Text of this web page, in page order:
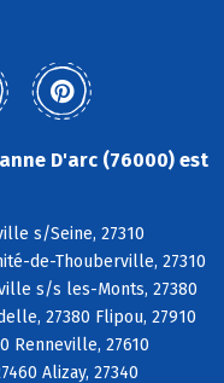
D'arc (76000) est
s/Seine, 27310
de-Thouberville, 27310
s/s les-Monts, 27380
27380 Flipou, 27910
Renneville, 27610
Alizay, 27340